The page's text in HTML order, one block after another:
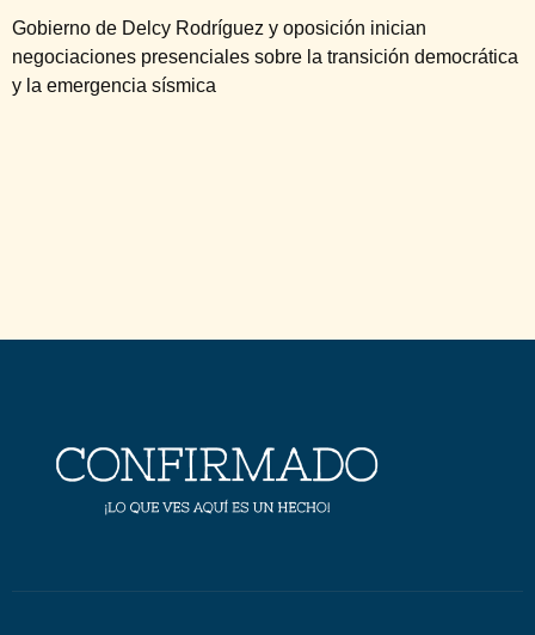
Gobierno de Delcy Rodríguez y oposición inician
negociaciones presenciales sobre la transición democrática
y la emergencia sísmica